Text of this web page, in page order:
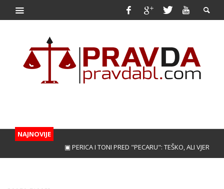
NAJNOVIJE
▣ PERICA I TONI PRED "PECARU": TEŠKO, ALI VJERUJEMO!